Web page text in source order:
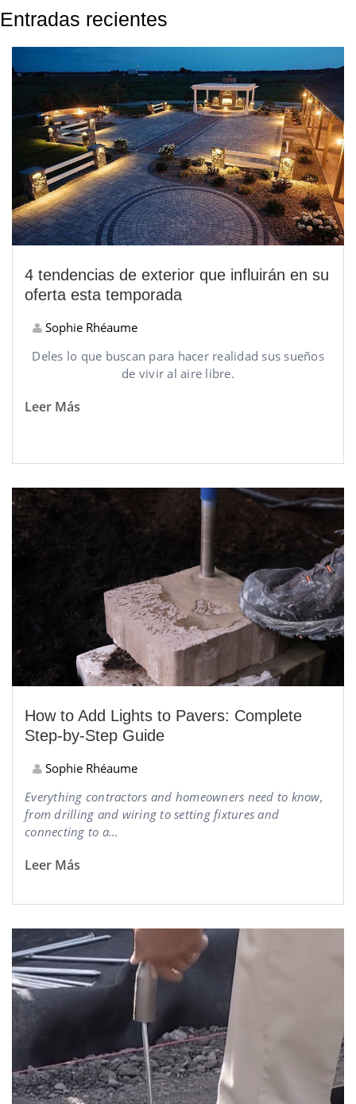
Entradas recientes
4 tendencias de exterior que influirán en su
oferta esta temporada
Sophie Rhéaume
Deles lo que buscan para hacer realidad sus sueños
de vivir al aire libre.
Leer Más
How to Add Lights to Pavers: Complete
Step-by-Step Guide
Sophie Rhéaume
Everything contractors and homeowners need to know,
from drilling and wiring to setting fixtures and
connecting to a...
Leer Más